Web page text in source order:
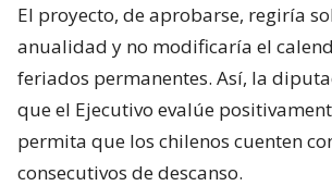
El proyecto, de aprobarse, regiría
anualidad y no modificaría el
feriados permanentes. Así, la
que el Ejecutivo evalúe
permita que los chilenos cuenten
consecutivos de descanso.